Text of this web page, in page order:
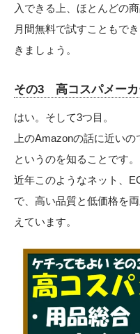
入できる上、ほとんどの
月間無料で試すこともで
きましょう。
その3 高コスパメーカ
はい。そして3つ目。
上のAmazonの話に近い
というのを知ることです。
近年このようなネット、
で、高い品質と低価格を
えています。